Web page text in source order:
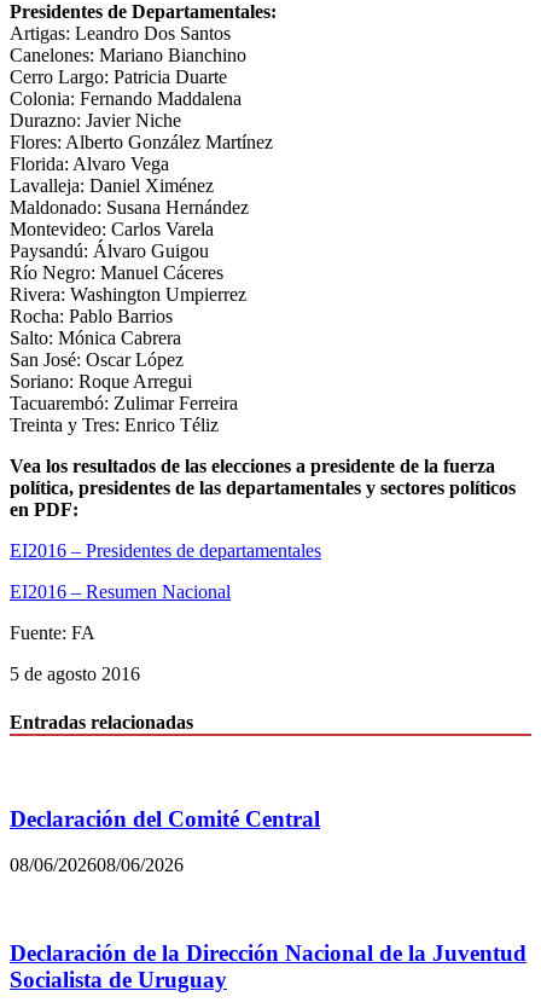
Presidentes de Departamentales:
Artigas: Leandro Dos Santos
Canelones: Mariano Bianchino
Cerro Largo: Patricia Duarte
Colonia: Fernando Maddalena
Durazno: Javier Niche
Flores: Alberto González Martínez
Florida: Alvaro Vega
Lavalleja: Daniel Ximénez
Maldonado: Susana Hernández
Montevideo: Carlos Varela
Paysandú: Álvaro Guigou
Río Negro: Manuel Cáceres
Rivera: Washington Umpierrez
Rocha: Pablo Barrios
Salto: Mónica Cabrera
San José: Oscar López
Soriano: Roque Arregui
Tacuarembó: Zulimar Ferreira
Treinta y Tres: Enrico Téliz
Vea los resultados de las elecciones a presidente de la fuerza
política, presidentes de las departamentales y sectores políticos
en PDF:
EI2016 – Presidentes de departamentales
EI2016 – Resumen Nacional
Fuente: FA
5 de agosto 2016
Entradas relacionadas
Declaración del Comité Central
08/06/202608/06/2026
Declaración de la Dirección Nacional de la Juventud
Socialista de Uruguay